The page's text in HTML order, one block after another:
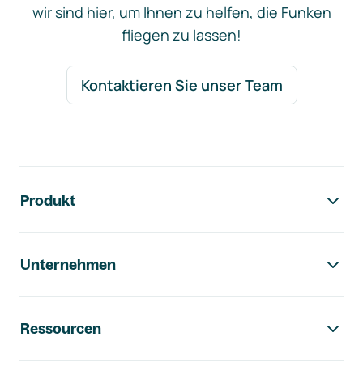
wir sind hier, um Ihnen zu helfen, die Funken
fliegen zu lassen!
Kontaktieren Sie unser Team
Produkt
Unternehmen
Ressourcen